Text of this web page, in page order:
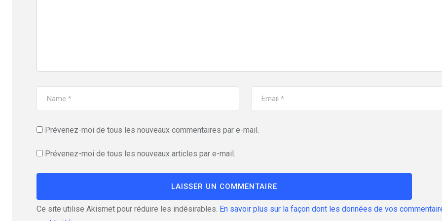
Prévenez-moi de tous les nouveaux commentaires par e-mail.
Prévenez-moi de tous les nouveaux articles par e-mail.
Ce site utilise Akismet pour réduire les indésirables. En savoir plus sur la façon dont les données de vos